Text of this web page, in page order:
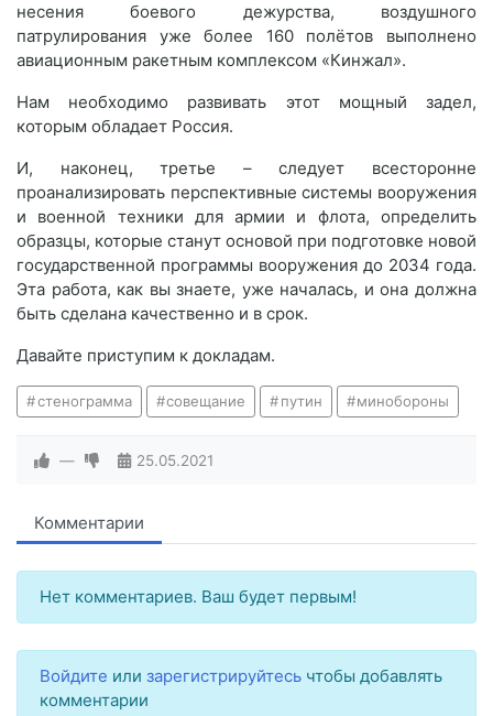
несения боевого дежурства, воздушного
патрулирования уже более 160 полётов выполнено
авиационным ракетным комплексом «Кинжал».
Нам необходимо развивать этот мощный задел,
которым обладает Россия.
И, наконец, третье – следует всесторонне
проанализировать перспективные системы вооружения
и военной техники для армии и флота, определить
образцы, которые станут основой при подготовке новой
государственной программы вооружения до 2034 года.
Эта работа, как вы знаете, уже началась, и она должна
быть сделана качественно и в срок.
Давайте приступим к докладам.
стенограмма совещание путин минобороны
— 25.05.2021
Комментарии
Нет комментариев. Ваш будет первым!
Войдите или зарегистрируйтесь чтобы добавлять
комментарии